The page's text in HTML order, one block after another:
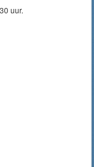
uur.